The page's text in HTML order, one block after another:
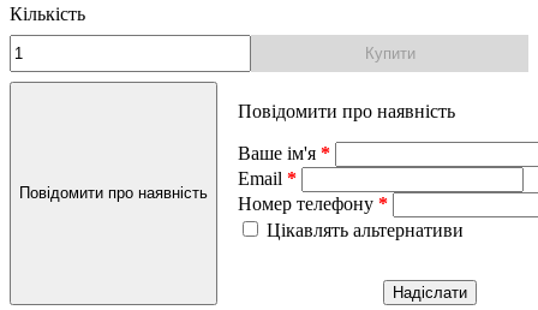
Кількість
Купити
Повідомити про наявність
Повідомити про наявність
Ваше ім'я
Email
Номер телефону
Цікавлять альтернативи
Надіслати